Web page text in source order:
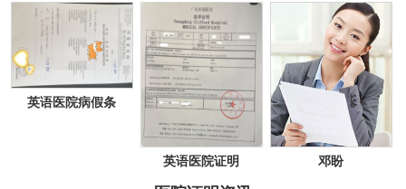
英语医院病假条
英语医院证明 邓盼